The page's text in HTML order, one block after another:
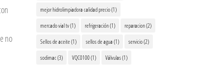
no
mejor hidrolimpiadora calidad precio(1)
mercado vial tv(1) refrigeración(1) reparacion(2)
Sellos de aceite(1) sellos de agua(1) servicio(2)
sodimac(3) VQC0100(1) Válvulas(1)